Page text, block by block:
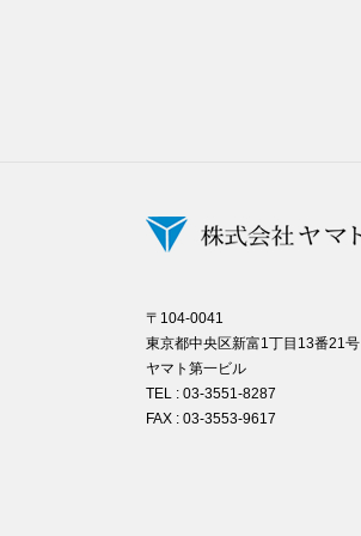
〒104-0041
東京都中央区新富1丁目13番21号
ヤマト第一ビル
TEL : 03-3551-8287
FAX : 03-3553-9617